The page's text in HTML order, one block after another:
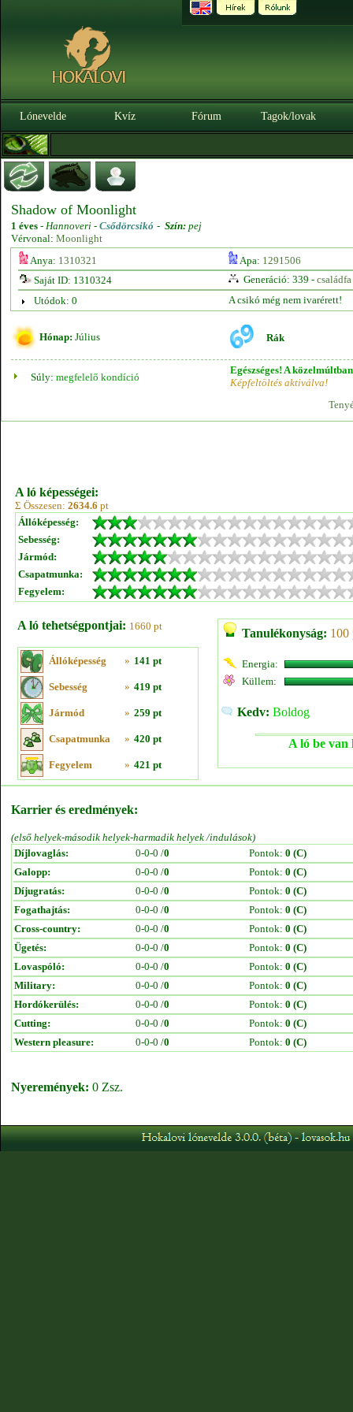
Lónevelde Kvíz Fórum Tagok/lovak
Shadow of Moonlight
1 éves - Hannoveri - Csődörcsikó - Szín: pej
Vérvonal: Moonlight
Anya: 1310321 Apa: 1291506
Saját ID: 1310324
Generáció: 339 - családfa
Utódok: 0
A csikó még nem ivarérett!
Hónap: Július Rák
Súly: megfelelő kondíció
Egészséges! A
Képfeltöltés aktiválva!
A ló képességei:
Σ Összesen: 2634.6 pt
Állóképesség:
Sebesség:
Jármód:
Csapatmunka:
Fegyelem:
A ló tehetségpontjai: 1660 pt
Állóképesség » 141 pt
Sebesség » 419 pt
Jármód » 259 pt
Csapatmunka » 420 pt
Fegyelem » 421 pt
Tanulékonyság: 100
Energia:
Küllem:
Kedv: Boldog
A ló be van
Karrier és eredmények:
(első helyek-második helyek-harmadik helyek /indulások)
Díjlovaglás:
0-0-0 /0 Pontok: 0 (C)
Galopp:
0-0-0 /0 Pontok: 0 (C)
Díjugratás:
0-0-0 /0 Pontok: 0 (C)
Fogathajtás:
0-0-0 /0 Pontok: 0 (C)
Cross-country:
0-0-0 /0 Pontok: 0 (C)
Ügetés:
0-0-0 /0 Pontok: 0 (C)
Lovaspóló:
0-0-0 /0 Pontok: 0 (C)
Military:
0-0-0 /0 Pontok: 0 (C)
Hordókerülés:
0-0-0 /0 Pontok: 0 (C)
Cutting:
0-0-0 /0 Pontok: 0 (C)
Western pleasure:
0-0-0 /0 Pontok: 0 (C)
Nyeremények: 0 Zsz.